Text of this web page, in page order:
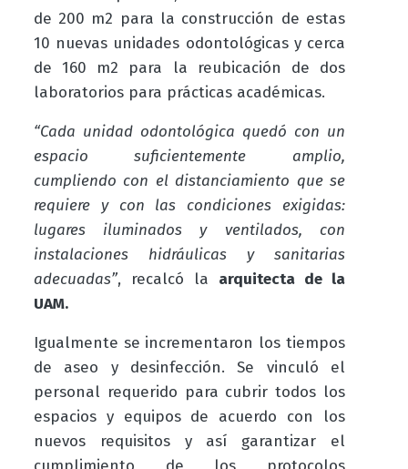
de 200 m2 para la construcción de estas
10 nuevas unidades odontológicas y cerca
de 160 m2 para la reubicación de dos
laboratorios para prácticas académicas.
“Cada unidad odontológica quedó con un
espacio suficientemente amplio,
cumpliendo con el distanciamiento que se
requiere y con las condiciones exigidas:
lugares iluminados y ventilados, con
instalaciones hidráulicas y sanitarias
adecuadas”, recalcó la arquitecta de la
UAM.
Igualmente se incrementaron los tiempos
de aseo y desinfección. Se vinculó el
personal requerido para cubrir todos los
espacios y equipos de acuerdo con los
nuevos requisitos y así garantizar el